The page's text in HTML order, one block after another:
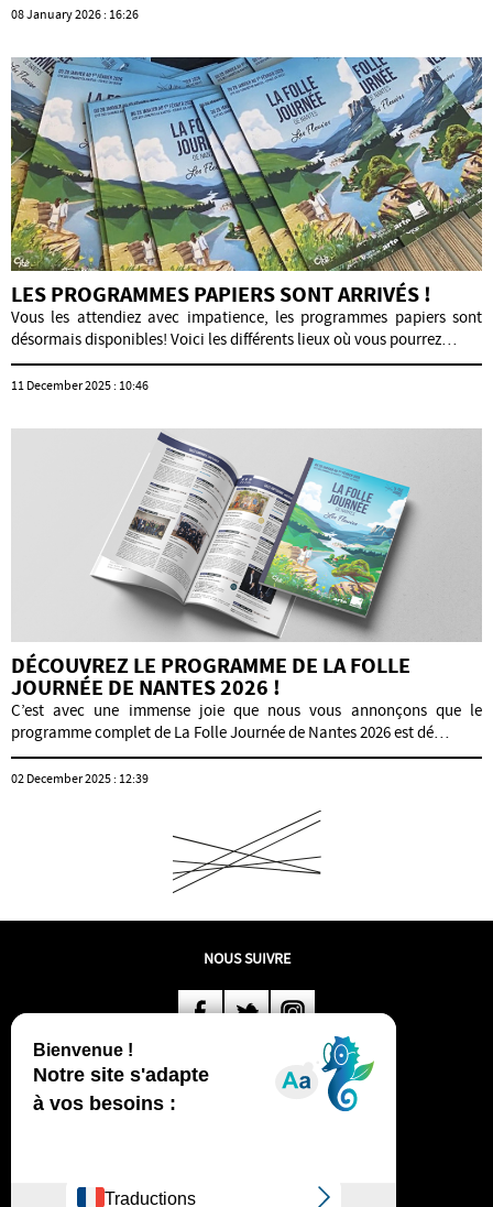
08 January 2026 : 16:26
LES PROGRAMMES PAPIERS SONT ARRIVÉS !
Vous les attendiez avec impatience, les programmes papiers sont
désormais disponibles! Voici les différents lieux où vous pourrez…
11 December 2025 : 10:46
DÉCOUVREZ LE PROGRAMME DE LA FOLLE
JOURNÉE DE NANTES 2026 !
C’est avec une immense joie que nous vous annonçons que le
programme complet de La Folle Journée de Nantes 2026 est dé…
02 December 2025 : 12:39
Édition
Organization
NOUS SUIVRE
Suivez- Suivez- Suivez-